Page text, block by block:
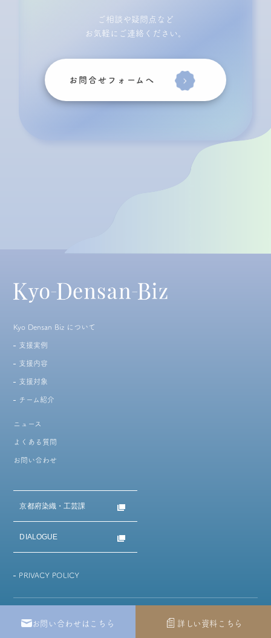
お問い合わせはこちら 詳しい資料こちら
ご相談や疑問点など
お気軽にご連絡ください。
お問合せフォームへ
Kyo Densan Biz について
支援実例
支援内容
支援対象
チーム紹介
ニュース
よくある質問
お問い合わせ
京都府染織・工芸課
DIALOGUE
PRIVACY POLICY
Copyright @ Kyo-Densan-Biz 2022. All Rights Reserved